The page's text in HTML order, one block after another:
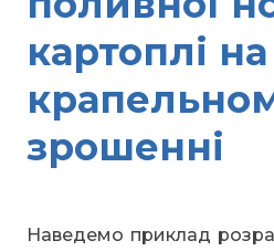
картоплі на
зрошенні
Наведемо приклад